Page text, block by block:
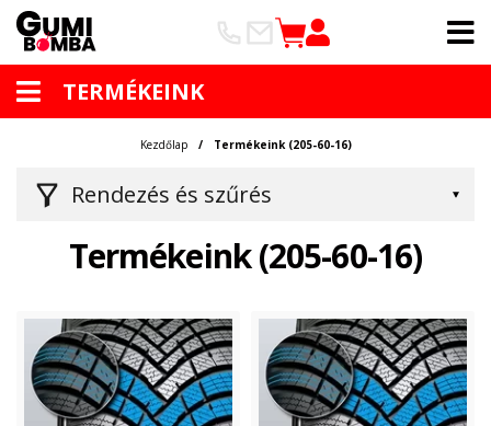
TERMÉKEINK
Rendezés és szűrés
Kezdőlap Termékeink (205-60-16)
Termékeink (205-60-16)